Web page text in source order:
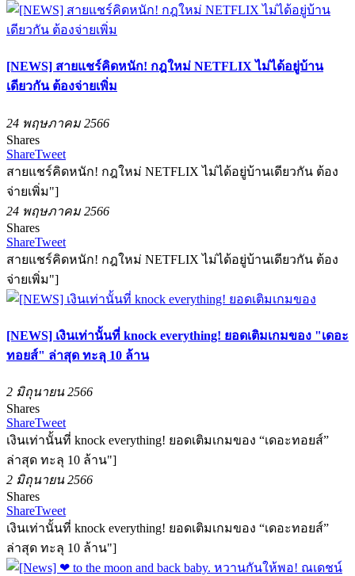
[NEWS] สายแชร์คิดหนัก! กฎใหม่ NETFLIX ไม่ได้อยู่บ้าน
เดียวกัน ต้องจ่ายเพิ่ม
24 พฤษภาคม 2566
Shares
ShareTweet
สายแชร์คิดหนัก! กฎใหม่ NETFLIX ไม่ได้อยู่บ้านเดียวกัน ต้อง
จ่ายเพิ่ม"]
24 พฤษภาคม 2566
Shares
ShareTweet
สายแชร์คิดหนัก! กฎใหม่ NETFLIX ไม่ได้อยู่บ้านเดียวกัน ต้อง
จ่ายเพิ่ม"]
[NEWS] เงินเท่านั้นที่ knock everything! ยอดเติมเกมของ "เดอะ
ทอยส์" ล่าสุด ทะลุ 10 ล้าน
2 มิถุนายน 2566
Shares
ShareTweet
เงินเท่านั้นที่ knock everything! ยอดเติมเกมของ “เดอะทอยส์”
ล่าสุด ทะลุ 10 ล้าน"]
2 มิถุนายน 2566
Shares
ShareTweet
เงินเท่านั้นที่ knock everything! ยอดเติมเกมของ “เดอะทอยส์”
ล่าสุด ทะลุ 10 ล้าน"]